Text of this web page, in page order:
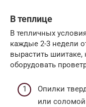
В теплице
В тепличных
каждые 2-3 недели
вырастить шиитаке,
оборудовать
Опилки
или